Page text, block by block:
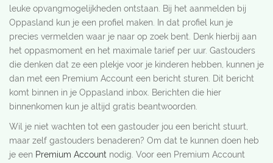
leuke opvangmogelijkheden ontstaan. Bij het aanmelden bij
Oppasland kun je een profiel maken. In dat profiel kun je
precies vermelden waar je naar op zoek bent. Denk hierbij aan
het oppasmoment en het maximale tarief per uur. Gastouders
die denken dat ze een plekje voor je kinderen hebben, kunnen je
dan met een Premium Account een bericht sturen. Dit bericht
komt binnen in je Oppasland inbox. Berichten die hier
binnenkomen kun je altijd gratis beantwoorden.
Wil je niet wachten tot een gastouder jou een bericht stuurt,
maar zelf gastouders benaderen? Om dat te kunnen doen heb
je een Premium Account nodig. Voor een Premium Account